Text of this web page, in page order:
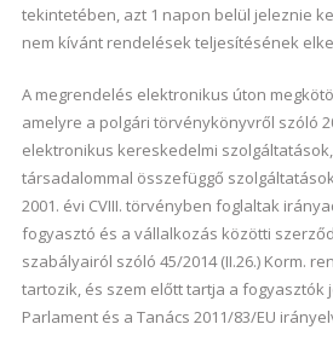
tekintetében, azt 1 napon belül jeleznie
nem kívánt rendelések teljesítésének
A megrendelés elektronikus úton
amelyre a polgári törvénykönyvről szóló
elektronikus kereskedelmi
társadalommal összefüggő
2001. évi CVIII. törvényben foglaltak
fogyasztó és a vállalkozás közötti
szabályairól szóló 45/2014 (II.26.) Korm.
tartozik, és szem előtt tartja a fogyasztók
Parlament és a Tanács 2011/83/EU